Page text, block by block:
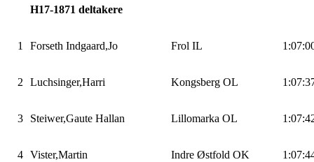
H17-1871 deltakere
1 Forseth Indgaard,Jo Frol IL
2 Luchsinger,Harri Kongsberg OL
3 Steiwer,Gaute Hallan Lillomarka OL
4 Vister,Martin Indre Østfold OK